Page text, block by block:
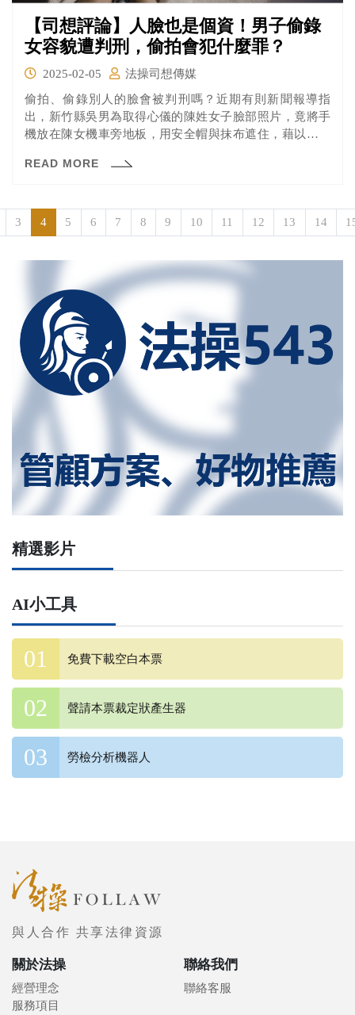
【司想評論】人臉也是個資！男子偷錄
女容貌遭判刑，偷拍會犯什麼罪？
2025-02-05
法操司想傳媒
偷拍、偷錄別人的臉會被判刑嗎？近期有則新聞報導指
出，新竹縣吳男為取得心儀的陳姓女子臉部照片，竟將手
機放在陳女機車旁地板，用安全帽與抹布遮住，藉以偷錄
READ MORE
3 4 5 6 7 8 9 10 11 12 13 14
精選影片
AI小工具
免費下載空白本票
聲請本票裁定狀產生器
勞檢分析機器人
與人合作 共享法律資源
關於法操
經營理念
服務項目
聯絡我們
聯絡客服